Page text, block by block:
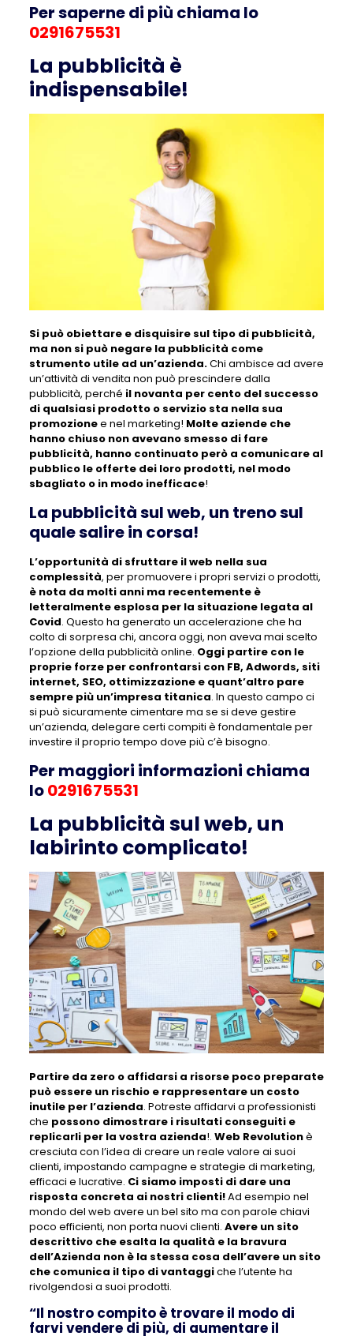
Per saperne di più chiama lo
0291675531
La pubblicità è
indispensabile!
Si può obiettare e disquisire sul tipo di pubblicità,
ma non si può negare la pubblicità come
strumento utile ad un’azienda.Chi ambisce ad avere
un’attività di vendita non può prescindere dalla
pubblicità, perché il novanta per cento del successo
di qualsiasi prodotto o servizio sta nella sua
promozionee nel marketing! Molte aziende che
hanno chiuso non avevano smesso di fare
pubblicità, hanno continuato però a comunicare al
pubblico le offerte dei loro prodotti, nel modo
sbagliato o in modo inefficace!
La pubblicità sul web, un treno sul
quale salire in corsa!
L’opportunità di sfruttare il web nella sua
complessità, per promuovere i propri servizi o prodotti,
è nota da molti anni ma recentemente è
letteralmente esplosa per la situazione legata al
Covid. Questo ha generato un accelerazione che ha
colto di sorpresa chi, ancora oggi, non aveva mai scelto
l’opzione della pubblicità online. Oggi partire con le
proprie forze per confrontarsi con FB, Adwords, siti
internet, SEO, ottimizzazione e quant’altro pare
sempre più un’impresa titanica. In questo campo ci
si può sicuramente cimentare ma se si deve gestire
un’azienda, delegare certi compiti è fondamentale per
investire il proprio tempo dove più c’è bisogno.
Per maggiori informazioni chiama
lo0291675531
La pubblicità sul web, un
labirinto complicato!
Partire da zero o affidarsi a risorse poco preparate
può essere un rischio e rappresentare un costo
inutile per l’azienda. Potreste affidarvi a professionisti
che possono dimostrare i risultati conseguiti e
replicarli per la vostra azienda!. Web Revolutionè
cresciuta con l’idea di creare un reale valore ai suoi
clienti, impostando campagne e strategie di marketing,
efficaci e lucrative. Ci siamo imposti di dare una
risposta concreta ai nostri clienti!Ad esempio nel
mondo del web avere un bel sito ma con parole chiavi
poco efficienti, non porta nuovi clienti. Avere un sito
descrittivo che esalta la qualità e la bravura
dell’Azienda non è la stessa cosa dell’avere un sito
che comunica il tipo di vantaggiche l’utente ha
rivolgendosi a suoi prodotti.
“Il nostro compito è trovare il modo di
farvi vendere di più, di aumentare il